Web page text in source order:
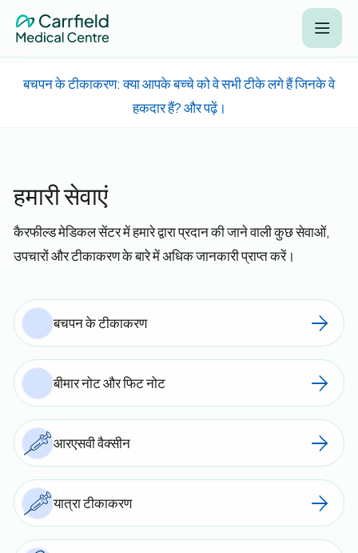
बचपन के टीकाकरण: क्या आपके बच्चे को वे सभी टीके लगे हैं जिनके वे
हकदार हैं? और पढ़ें।
हमारी सेवाएं
कैरफील्ड मेडिकल सेंटर में हमारे द्वारा प्रदान की जाने वाली कुछ सेवाओं,
उपचारों और टीकाकरण के बारे में अधिक जानकारी प्राप्त करें।
बचपन के टीकाकरण
बीमार नोट और फिट नोट
आरएसवी वैक्सीन
यात्रा टीकाकरण